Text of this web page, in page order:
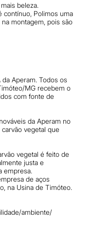
beleza.
contínuo, Polimos uma
montagem, pois são
Aperam. Todos os
MG recebem o
com fonte de
da Aperam no
vegetal que
vegetal é feito de
justa e
empresa.
de aços
na Usina de Timóteo.
ambiente/